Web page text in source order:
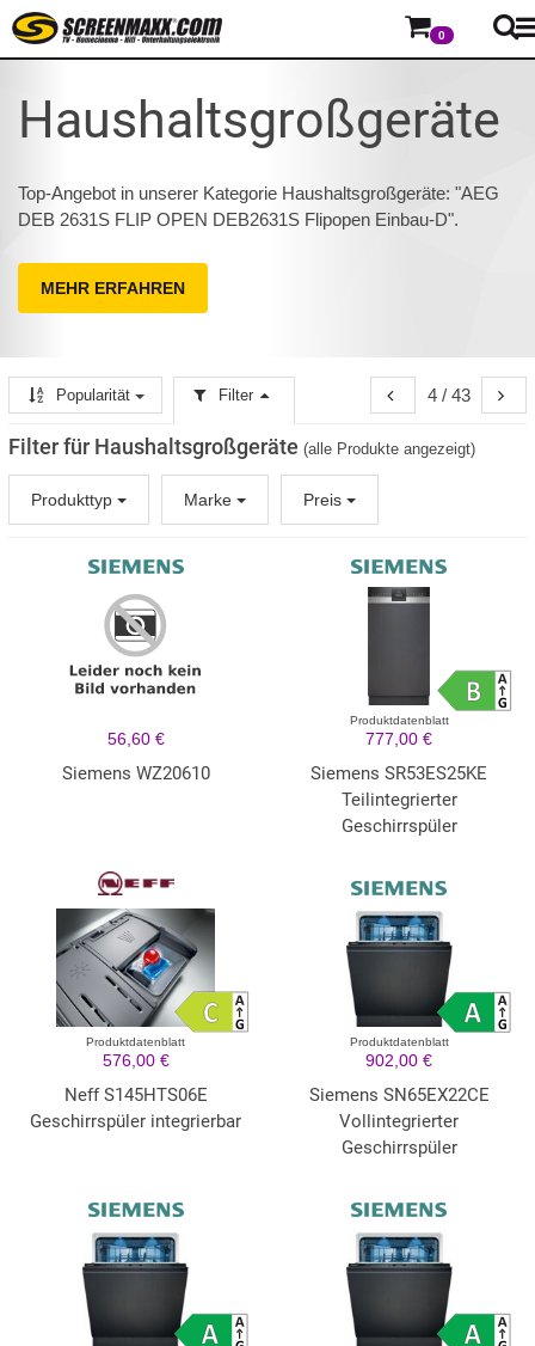
0
Haushaltsgroßgeräte
Top-Angebot in unserer Kategorie Haushaltsgroßgeräte: "AEG
DEB 2631S FLIP OPEN DEB2631S Flipopen Einbau-D".
MEHR ERFAHREN
4 / 43
Popularität Filter
Filter für Haushaltsgroßgeräte (alle Produkte angezeigt)
Produkttyp Marke Preis
56,60 €
Siemens WZ20610
Produktdatenblatt
777,00 €
Siemens SR53ES25KE
Teilintegrierter
Geschirrspüler
Produktdatenblatt
576,00 €
Neff S145HTS06E
Geschirrspüler integrierbar
Produktdatenblatt
902,00 €
Siemens SN65EX22CE
Vollintegrierter
Geschirrspüler